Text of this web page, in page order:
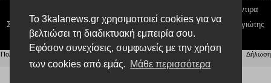
Το 3kalanews.gr χρησιμοποιεί cookies για να
βελτιώσει τη διαδικτυακή εμπειρία σου.
Εφόσον συνεχίσεις, συμφωνείς με την χρήση
των cookies από εμάς. Μάθε περισσότερα
Παναγιώτης Φιλίππου, Διευθύντρια: Γιαννουσά Βασιλική, Διευθύντιρα
Σύνταξης: Μπαλαμπάνη Βασιλική. Δικαιούχος domain name Παναγιώτης
Φιλίππου
Πολιτική απορρήτου Αίτηση Διαχείρισης Προσωπικών Δεδομένων |Όροι χρήσης
Δήλωση
Συμμόρφωσης